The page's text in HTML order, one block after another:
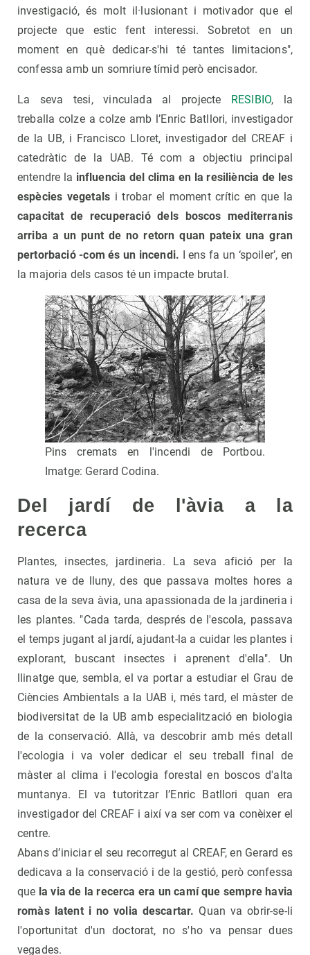
investigació, és molt il·lusionant i motivador que el
projecte que estic fent interessi. Sobretot en un
moment en què dedicar-s'hi té tantes limitacions",
confessa amb un somriure tímid però encisador.
La seva tesi, vinculada al projecte RESIBIO, la
treballa colze a colze amb l’Enric Batllori, investigador
de la UB, i Francisco Lloret, investigador del CREAF i
catedràtic de la UAB. Té com a objectiu principal
entendre la influencia del clima en la resiliència de les
espècies vegetals i trobar el moment crític en que la
capacitat de recuperació dels boscos mediterranis
arriba a un punt de no retorn quan pateix una gran
pertorbació -com és un incendi. I ens fa un ‘spoiler’, en
la majoria dels casos té un impacte brutal.
Pins cremats en l'incendi de Portbou.
Imatge: Gerard Codina.
Del jardí de l'àvia a la
recerca
Plantes, insectes, jardineria. La seva afició per la
natura ve de lluny, des que passava moltes hores a
casa de la seva àvia, una apassionada de la jardineria i
les plantes. "Cada tarda, després de l'escola, passava
el temps jugant al jardí, ajudant-la a cuidar les plantes i
explorant, buscant insectes i aprenent d'ella". Un
llinatge que, sembla, el va portar a estudiar el Grau de
Ciències Ambientals a la UAB i, més tard, el màster de
biodiversitat de la UB amb especialització en biologia
de la conservació. Allà, va descobrir amb més detall
l'ecologia i va voler dedicar el seu treball final de
màster al clima i l'ecologia forestal en boscos d'alta
muntanya. El va tutoritzar l’Enric Batllori quan era
investigador del CREAF i així va ser com va conèixer el
centre.
Abans d’iniciar el seu recorregut al CREAF, en Gerard es
dedicava a la conservació i de la gestió, però confessa
que la via de la recerca era un camí que sempre havia
romàs latent i no volia descartar.Quan va obrir-se-li
l'oportunitat d'un doctorat, no s'ho va pensar dues
vegades.